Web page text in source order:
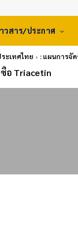
วสาร/ประกาศ
ะเทศไทย : แผนการจั
ซื้อ Triacetin